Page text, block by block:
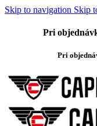
Skip to navigation Skip
Pri
Pri